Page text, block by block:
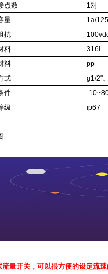
点数
1对
量
1a/
抗
料
316l
料
pp
式
g1/2"
件
-
级
ip67
量开关，可以很方便的设定流